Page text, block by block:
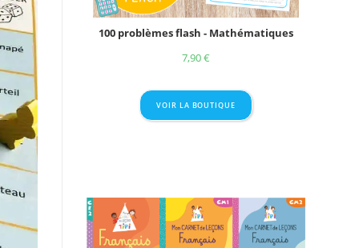
100 problèmes flash - Mathématiques
7,90€
VOIR LA BOUTIQUE